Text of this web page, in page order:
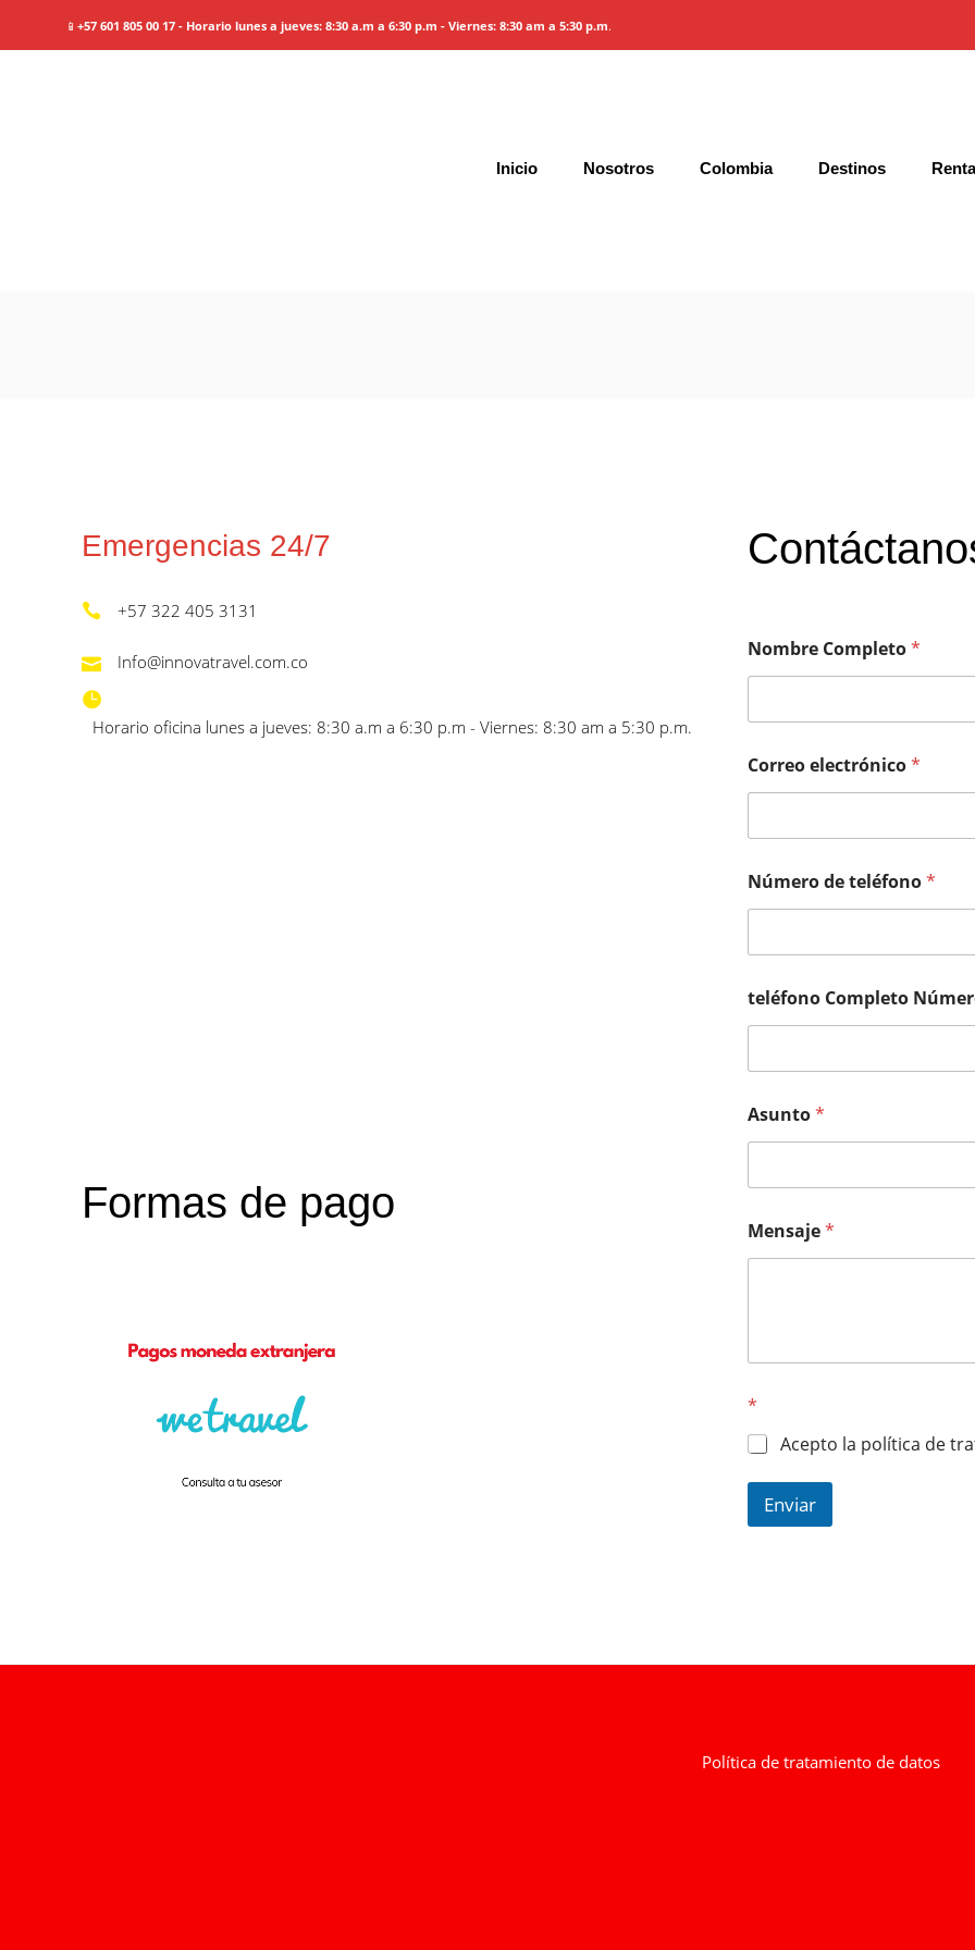
📱 +57 601 805 00 17 - Horario lunes a jueves: 8:30 a.m a 6:30 p.m - Viernes: 8:30 am a 5:30 p.m.
Inicio Nosotros Colombia Destinos
Emergencias 24/7
+57 322 405 3131
Info@innovatravel.com.co
Horario oficina lunes a jueves: 8:30 a.m a 6:30 p.m - Viernes: 8:30 am a 5:30 p.m.
Formas de pago
Nombre Completo*
Correo electrónico*
Número de teléfono*
teléfono Completo
Asunto*
Mensaje*
*
Acepto la política de
Enviar
Política de tratamiento de datos